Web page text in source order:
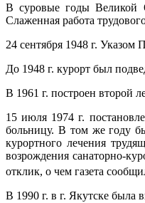
В суровые годы Великой
Слаженная работа
24 сентября 1948 г.
До 1948 г. курорт был
В 1961 г. построен второй
15 июля 1974 г.
больницу. В том же году
курортного лечения
возрождения санаторно-
отклик, о чем газета
В 1990 г. в г. Якутске была